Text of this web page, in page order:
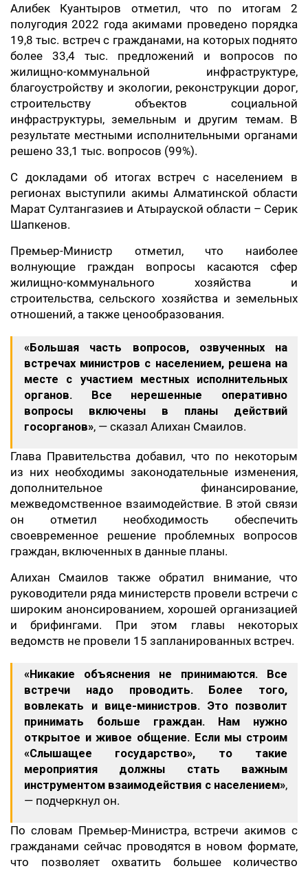
Алибек Куантыров отметил, что по итогам 2
полугодия 2022 года акимами проведено порядка
19,8 тыс. встреч с гражданами, на которых поднято
более 33,4 тыс. предложений и вопросов по
жилищно-коммунальной инфраструктуре,
благоустройству и экологии, реконструкции дорог,
строительству объектов социальной
инфраструктуры, земельным и другим темам. В
результате местными исполнительными органами
решено 33,1 тыс. вопросов (99%).
С докладами об итогах встреч с населением в
регионах выступили акимы Алматинской области
Марат Султангазиев и Атырауской области – Серик
Шапкенов.
Премьер-Министр отметил, что наиболее
волнующие граждан вопросы касаются сфер
жилищно-коммунального хозяйства и
строительства, сельского хозяйства и земельных
отношений, а также ценообразования.
«Большая часть вопросов, озвученных на
встречах министров с населением, решена на
месте с участием местных исполнительных
органов. Все нерешенные оперативно
вопросы включены в планы действий
госорганов», — сказал Алихан Смаилов.
Глава Правительства добавил, что по некоторым
из них необходимы законодательные изменения,
дополнительное финансирование,
межведомственное взаимодействие. В этой связи
он отметил необходимость обеспечить
своевременное решение проблемных вопросов
граждан, включенных в данные планы.
Алихан Смаилов также обратил внимание, что
руководители ряда министерств провели встречи с
широким анонсированием, хорошей организацией
и брифингами. При этом главы некоторых
ведомств не провели 15 запланированных встреч.
«Никакие объяснения не принимаются. Все
встречи надо проводить. Более того,
вовлекать и вице-министров. Это позволит
принимать больше граждан. Нам нужно
открытое и живое общение. Если мы строим
«Слышащее государство», то такие
мероприятия должны стать важным
инструментом взаимодействия с населением»,
— подчеркнул он.
По словам Премьер-Министра, встречи акимов с
гражданами сейчас проводятся в новом формате,
что позволяет охватить большее количество